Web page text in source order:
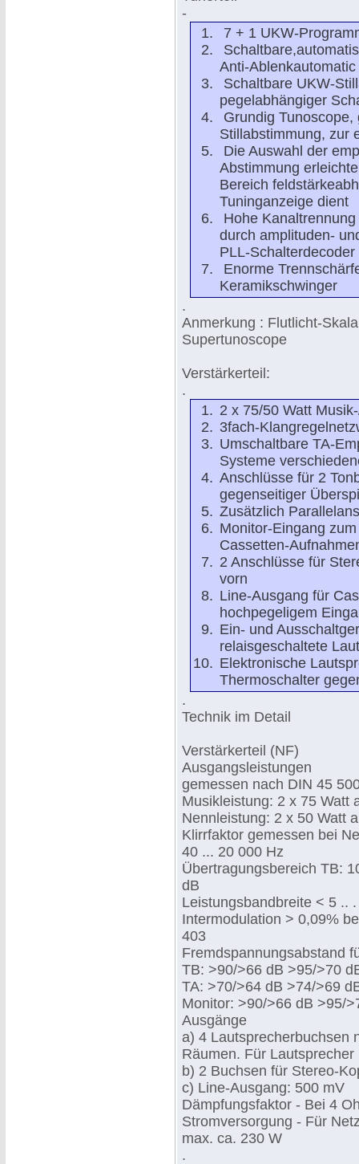
-
7 + 1 UKW-
Anti-Ablenkautomatic
Schaltbare UKW-
pegelabhängiger
Grundig
Stillabstimmung, zur
Die Auswahl der
Abstimmung
Bereich
Tuninganzeige dient
Hohe
durch amplituden-
PLL-Schalterdecoder
Enorme
Keramikschwinger
.
Anmerkung : Flutlicht-
Supertunoscope
Verstärkerteil:
.
2 x 75/50 Watt
3fach-
Umschaltbare TA-
Systeme
Anschlüsse für 2
gegenseitiger
Zusätzlich
Monitor-Eingang
Cassetten-
2 Anschlüsse für
vorn
Line-Ausgang für
hochpegeligem
Ein- und
relaisgeschaltete
Elektronische
Thermoschalter
.
Technik im Detail
Verstärkerteil (NF)
Ausgangsleistungen
gemessen nach DIN 45
Musikleistung: 2 x 75 Watt
Nennleistung: 2 x 50 Watt
Klirrfaktor gemessen bei
40 ... 20 000 Hz
Übertragungsbereich TB:
dB
Leistungsbandbreite < 5 ..
Intermodulation > 0,09%
403
Fremdspannungsabstand
TB: >90/>66 dB >95/>70
TA: >70/>64 dB >74/>69
Monitor: >90/>66 dB >95/
Ausgänge
a) 4 Lautsprecherbuchsen
Räumen. Für
b) 2 Buchsen für Stereo-
c) Line-Ausgang: 500 mV
Dämpfungsfaktor - Bei 4
Stromversorgung - Für
max. ca. 230 W
.